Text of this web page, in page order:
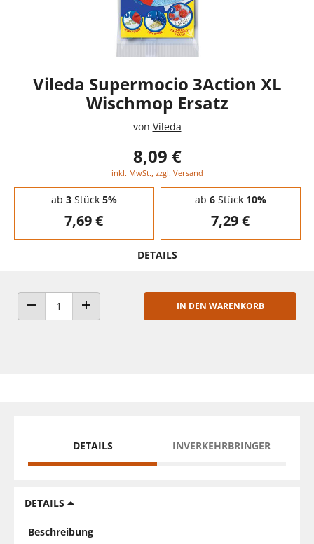
Vileda Supermocio 3Action XL
Wischmop Ersatz
von Vileda
8,09 €
inkl. MwSt., zzgl. Versand
Staffelpreise - Mengenrabatt
ab 3Stück 5%
7,69 €
ab 6Stück 10%
7,29 €
DETAILS
ANZAHL VERRINGERNANZAHL ERHÖHEN
IN DEN WARENKORB
DETAILS INVERKEHRBRINGER
DETAILS
Beschreibung